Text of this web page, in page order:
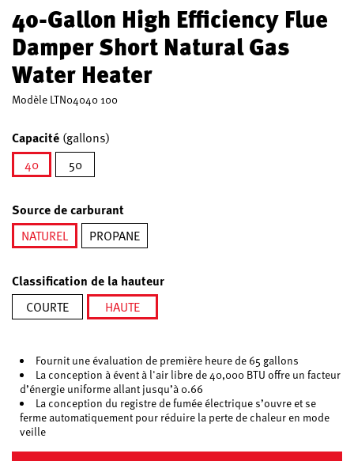
40-Gallon High Efficiency Flue
Damper Short Natural Gas
Water Heater
ModèleLTN04040 100
Capacité (gallons)
40
50
Source de carburant
NATUREL
PROPANE
Classification de la hauteur
COURTE
HAUTE
Fournit une évaluation de première heure de 65 gallons
La conception à évent à l'air libre de 40,000 BTU offre un facteur
d’énergie uniforme allant jusqu’à 0.66
La conception du registre de fumée électrique s’ouvre et se
ferme automatiquement pour réduire la perte de chaleur en mode
veille